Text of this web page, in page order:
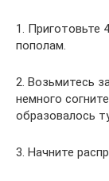
1. Приготовьте
пополам.
2. Возьмитесь
немного
образовалось
3. Начните